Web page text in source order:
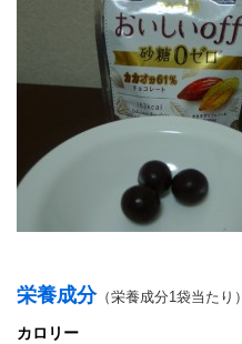
栄養成分（栄養成分1袋当たり）
カロリー